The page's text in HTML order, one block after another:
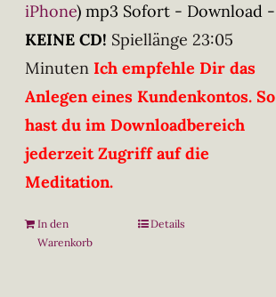
iPhone) mp3 Sofort - Download -
KEINE CD! Spiellänge 23:05
Minuten Ich empfehle Dir das
Anlegen eines Kundenkontos. So
hast du im Downloadbereich
jederzeit Zugriff auf die
Meditation.
In den
Warenkorb
Details